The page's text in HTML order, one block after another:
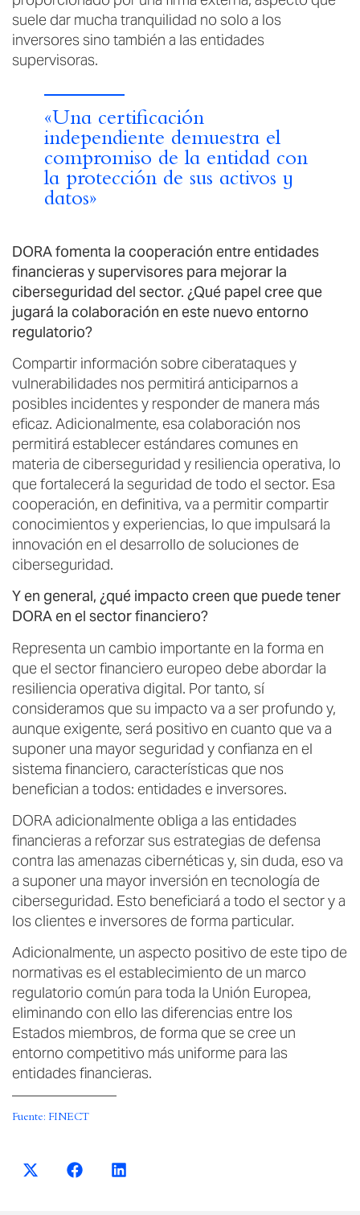
suele dar mucha tranquilidad no solo a los
inversores sino también a las entidades
supervisoras.
«Una certificación
independiente demuestra el
compromiso de la entidad con
la protección de sus activos y
datos»
DORA fomenta la cooperación entre entidades
financieras y supervisores para mejorar la
ciberseguridad del sector. ¿Qué papel cree que
jugará la colaboración en este nuevo entorno
regulatorio?
Compartir información sobre ciberataques y
vulnerabilidades nos permitirá anticiparnos a
posibles incidentes y responder de manera más
eficaz. Adicionalmente, esa colaboración nos
permitirá establecer estándares comunes en
materia de ciberseguridad y resiliencia operativa, lo
que fortalecerá la seguridad de todo el sector. Esa
cooperación, en definitiva, va a permitir compartir
conocimientos y experiencias, lo que impulsará la
innovación en el desarrollo de soluciones de
ciberseguridad.
Y en general, ¿qué impacto creen que puede tener
DORA en el sector financiero?
Representa un cambio importante en la forma en
que el sector financiero europeo debe abordar la
resiliencia operativa digital. Por tanto, sí
consideramos que su impacto va a ser profundo y,
aunque exigente, será positivo en cuanto que va a
suponer una mayor seguridad y confianza en el
sistema financiero, características que nos
benefician a todos: entidades e inversores.
DORA adicionalmente obliga a las entidades
financieras a reforzar sus estrategias de defensa
contra las amenazas cibernéticas y, sin duda, eso va
a suponer una mayor inversión en tecnología de
ciberseguridad. Esto beneficiará a todo el sector y a
los clientes e inversores de forma particular.
Adicionalmente, un aspecto positivo de este tipo de
normativas es el establecimiento de un marco
regulatorio común para toda la Unión Europea,
eliminando con ello las diferencias entre los
Estados miembros, de forma que se cree un
entorno competitivo más uniforme para las
entidades financieras.
Fuente: FINECT